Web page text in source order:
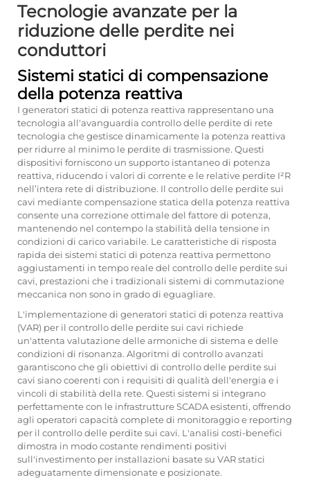
Tecnologie avanzate per la
riduzione delle perdite nei
conduttori
Sistemi statici di compensazione
della potenza reattiva
I generatori statici di potenza reattiva rappresentano una
tecnologia all'avanguardia controllo delle perdite di rete
tecnologia che gestisce dinamicamente la potenza reattiva
per ridurre al minimo le perdite di trasmissione. Questi
dispositivi forniscono un supporto istantaneo di potenza
reattiva, riducendo i valori di corrente e le relative perdite I²R
nell’intera rete di distribuzione. Il controllo delle perdite sui
cavi mediante compensazione statica della potenza reattiva
consente una correzione ottimale del fattore di potenza,
mantenendo nel contempo la stabilità della tensione in
condizioni di carico variabile. Le caratteristiche di risposta
rapida dei sistemi statici di potenza reattiva permettono
aggiustamenti in tempo reale del controllo delle perdite sui
cavi, prestazioni che i tradizionali sistemi di commutazione
meccanica non sono in grado di eguagliare.
L'implementazione di generatori statici di potenza reattiva
(VAR) per il controllo delle perdite sui cavi richiede
un'attenta valutazione delle armoniche di sistema e delle
condizioni di risonanza. Algoritmi di controllo avanzati
garantiscono che gli obiettivi di controllo delle perdite sui
cavi siano coerenti con i requisiti di qualità dell'energia e i
vincoli di stabilità della rete. Questi sistemi si integrano
perfettamente con le infrastrutture SCADA esistenti, offrendo
agli operatori capacità complete di monitoraggio e reporting
per il controllo delle perdite sui cavi. L'analisi costi-benefici
dimostra in modo costante rendimenti positivi
sull'investimento per installazioni basate su VAR statici
adeguatamente dimensionate e posizionate.